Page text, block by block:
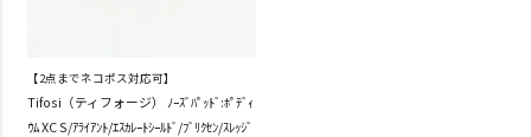
【2点までネコポス対応可】
Tifosi（ティフォージ） ﾉｰｽﾞﾊﾟｯﾄﾞ:ﾎﾟﾃﾞｨ
ｳﾑ XC S/ｱﾗｲｱﾝﾄ/ｴｽｶﾚｰﾄｼｰﾙﾄﾞ/ﾌﾞﾘｸｾﾝ/ｽﾚｯｼﾞ